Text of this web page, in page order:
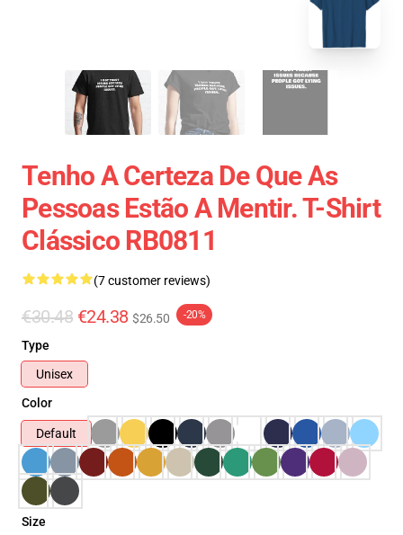
Tenho A Certeza De Que As
Pessoas Estão A Mentir. T-Shirt
Clássico RB0811
(7 customer reviews)
€30.48 €24.38 $26.50 -20%
Type
Unisex
Color
Default
Size